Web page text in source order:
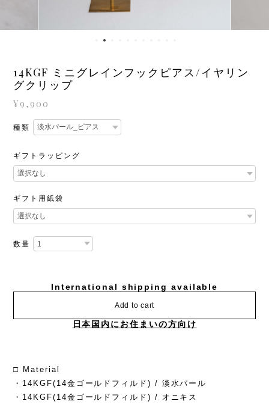
14KGF ミニグレインフックピアス/イヤリン
グクリップ
¥9,900
種類
ギフトラッピング
ギフト用紙袋
数量
International shipping available
Add to cart
日本国内にお住まいの方向け
□ Material
・14KGF(14金ゴールドフィルド) / 淡水パール
・14KGF(14金ゴールドフィルド) / オニキス